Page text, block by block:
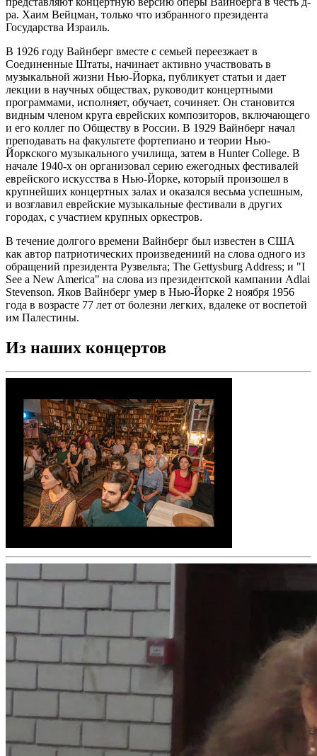
ра. Хаим Вейцман, только что избранного президента
Государства Израиль.
В 1926 году Вайнберг вместе с семьей переезжает в
Соединенные Штаты, начинает активно участвовать в
музыкальной жизни Нью-Йорка, публикует статьи и дает
лекции в научных обществах, руководит концертными
программами, исполняет, обучает, сочиняет. Он становится
видным членом круга еврейских композиторов, включающего
и его коллег по Обществу в России. В 1929 Вайнберг начал
преподавать на факультете фортепиано и теории Нью-
Йоркского музыкального училища, затем в Hunter College. В
начале 1940-х он организовал серию ежегодных фестивалей
еврейского искусства в Нью-Йорке, который произошел в
крупнейших концертных залах и оказался весьма успешным,
и возглавил еврейские музыкальные фестивали в других
городах, с участием крупных оркестров.
В течение долгого времени Вайнберг был известен в США
как автор патриотических произведениий на слова одного из
обращений президента Рузвельта; The Gettysburg Address; и "I
See a New America" на слова из президентской кампании Adlai
Stevenson. Яков Вайнберг умер в Нью-Йорке 2 ноября 1956
года в возрасте 77 лет от болезни легких, вдалеке от воспетой
им Палестины.
Из наших концертов